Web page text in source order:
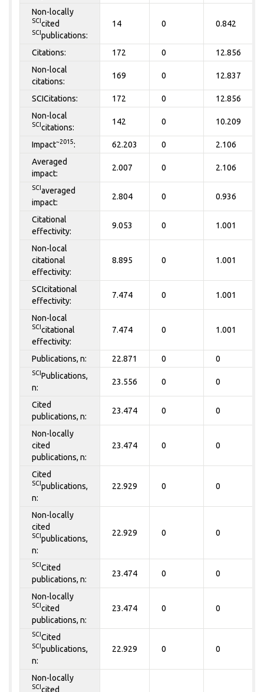
Non-locally
SCI cited
SCI publications:
14 0 0.842
Citations: 172 0
12.856
Non-local
citations:
169 0 12.837
SCICitations: 172 0
12.856
Non-local
SCI citations:
142 0 10.209
Impact~2015: 62.203 0
2.106
Averaged
impact:
2.007 0 2.106
SCI averaged
impact:
2.804 0 0.936
Citational
effectivity:
9.053 0 1.001
Non-local
citational
effectivity:
8.895 0 1.001
SCIcitational
effectivity:
7.474 0 1.001
Non-local
SCI citational
effectivity:
7.474 0 1.001
Publications, n: 22.871 0 0
SCI Publications,
n:
23.556 0 0
Cited
publications, n:
23.474 0 0
Non-locally
cited
publications, n:
23.474 0 0
Cited
SCI publications,
n:
22.929 0 0
Non-locally
cited
SCI publications,
n:
22.929 0 0
SCI Cited
publications, n:
23.474 0 0
Non-locally
SCI cited
publications, n:
23.474 0 0
SCI Cited
SCI publications,
n:
22.929 0 0
Non-locally
SCI cited